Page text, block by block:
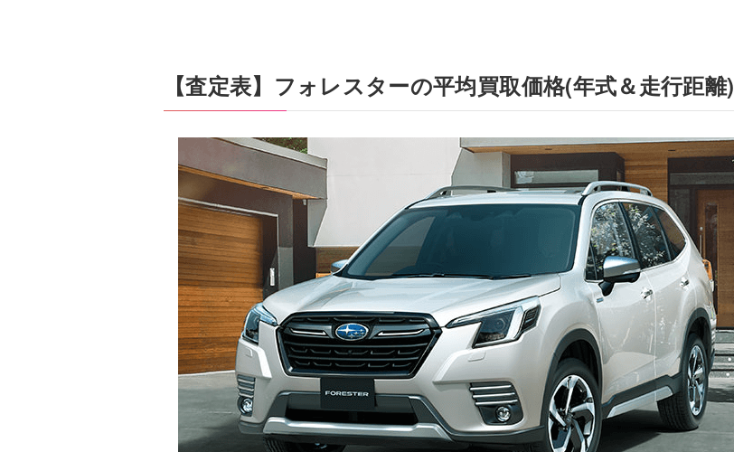
【査定表】フォレスターの平均買取価格(年式＆走行距離)